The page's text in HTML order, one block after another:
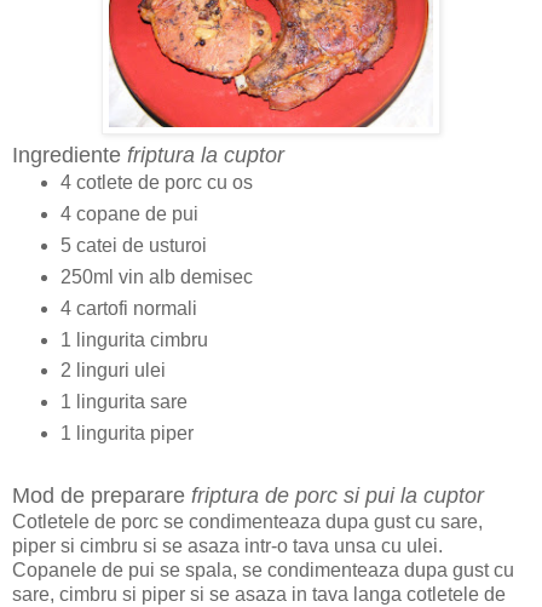
Ingrediente friptura la cuptor
4 cotlete de porc cu os
4 copane de pui
5 catei de usturoi
250ml vin alb demisec
4 cartofi normali
1 lingurita cimbru
2 linguri ulei
1 lingurita sare
1 lingurita piper
Mod de preparare friptura de porc si pui la cuptor
Cotletele de porc se condimenteaza dupa gust cu sare,
piper si cimbru si se asaza intr-o tava unsa cu ulei.
Copanele de pui se spala, se condimenteaza dupa gust cu
sare, cimbru si piper si se asaza in tava langa cotletele de